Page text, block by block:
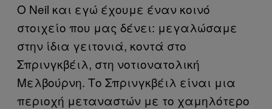
O Neil και εγώ έχουμε έναν κοινό
στοιχείο που μας δένει: μεγαλώσαμε
στην ίδια γειτονιά, κοντά στο
Σπρινγκβέιλ, στη νοτιονατολική
Μελβούρνη. Το Σπρινγκβέιλ είναι μια
περιοχή μεταναστών με το χαμηλότερο